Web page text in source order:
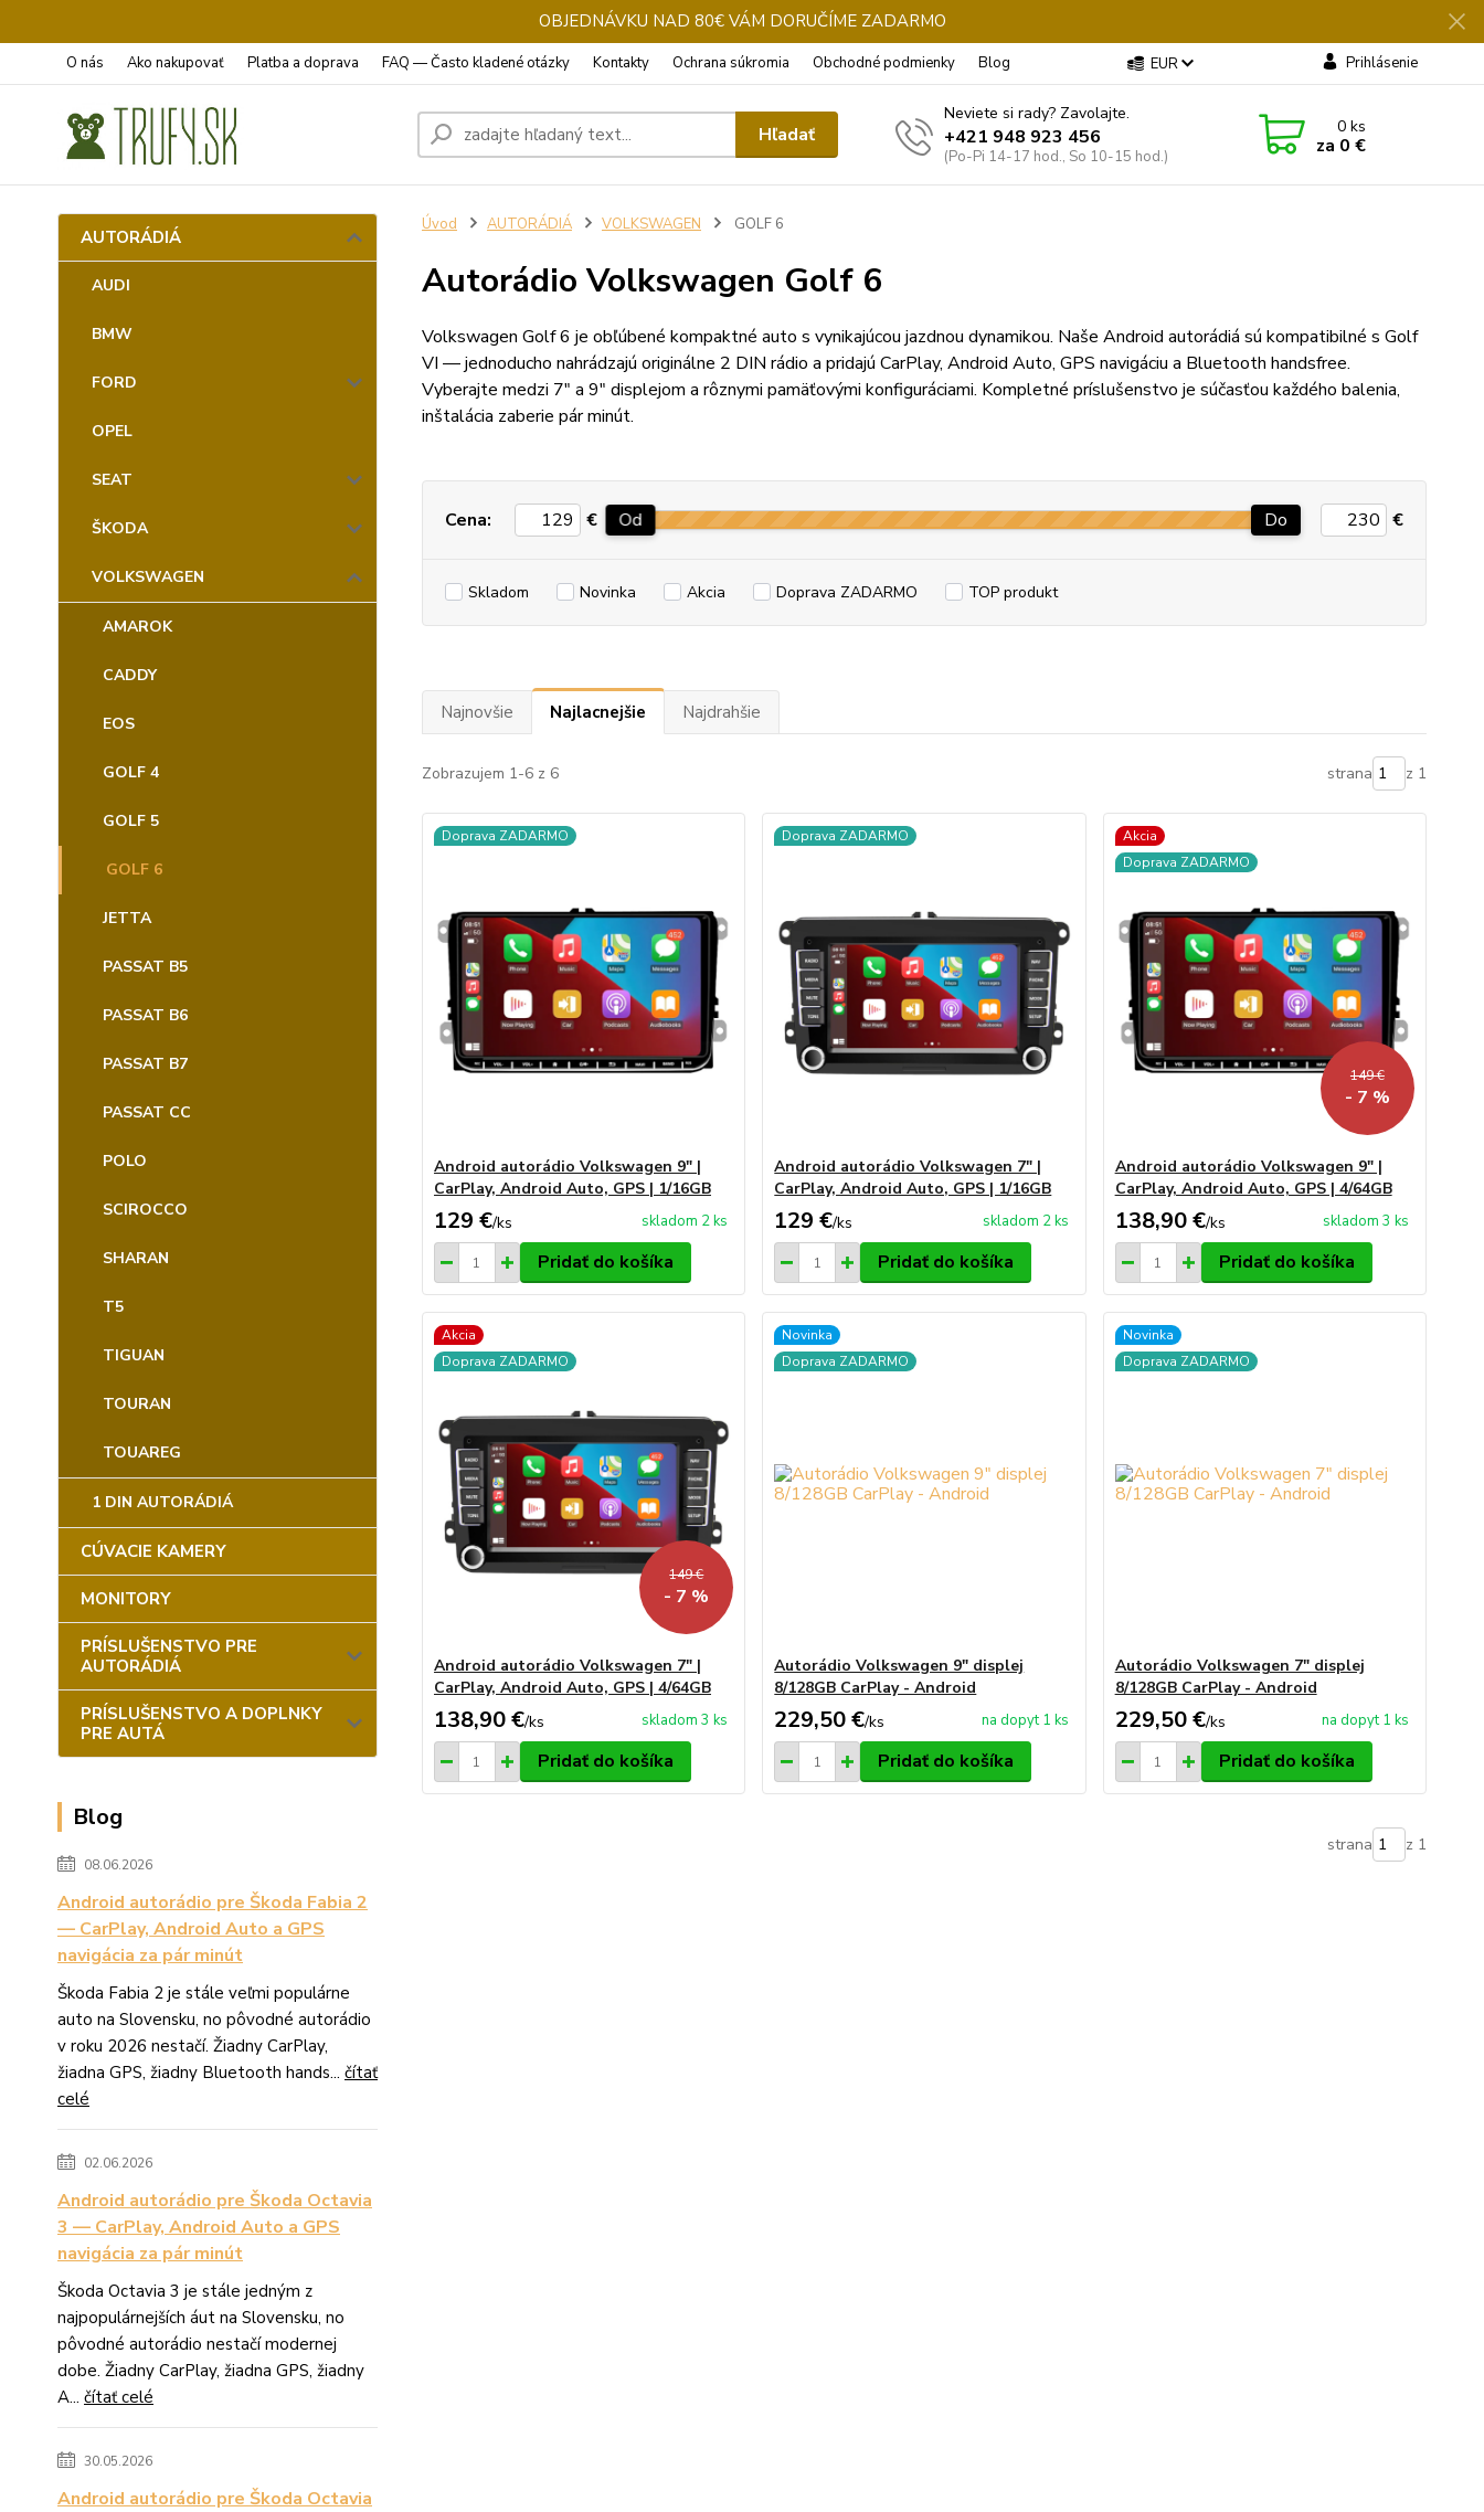
OBJEDNÁVKU NAD 80€ VÁM DORUČÍME ZADARMO
O nás Ako nakupovať Platba a doprava FAQ — Často kladené otázky Kontakty Ochrana súkromia Obchodné podmienky Blog EUR Prihlásenie
Hľadať
Neviete si rady? Zavolajte.
+421 948 923 456
(Po-Pi 14-17 hod., So 10-15 hod.)
0ks
za 0 €
AUTORÁDIÁ
AUDI
BMW
FORD
OPEL
SEAT
ŠKODA
VOLKSWAGEN
AMAROK
CADDY
EOS
GOLF 4
GOLF 5
GOLF 6
JETTA
PASSAT B5
PASSAT B6
PASSAT B7
PASSAT CC
POLO
SCIROCCO
SHARAN
T5
TIGUAN
TOURAN
TOUAREG
1 DIN AUTORÁDIÁ
CÚVACIE KAMERY
MONITORY
PRÍSLUŠENSTVO PRE
AUTORÁDIÁ
PRÍSLUŠENSTVO A DOPLNKY
PRE AUTÁ
Blog
08.06.2026
Android autorádio pre Škoda Fabia 2
— CarPlay, Android Auto a GPS
navigácia za pár minút
Škoda Fabia 2 je stále veľmi populárne
auto na Slovensku, no pôvodné autorádio
v roku 2026 nestačí. Žiadny CarPlay,
žiadna GPS, žiadny Bluetooth hands... čítať
celé
02.06.2026
Android autorádio pre Škoda Octavia
3 — CarPlay, Android Auto a GPS
navigácia za pár minút
Škoda Octavia 3 je stále jedným z
najpopulárnejších áut na Slovensku, no
pôvodné autorádio nestačí modernej
dobe. Žiadny CarPlay, žiadna GPS, žiadny
A... čítať celé
30.05.2026
Android autorádio pre Škoda Octavia
Úvod AUTORÁDIÁ VOLKSWAGEN GOLF 6
Autorádio Volkswagen Golf 6
Volkswagen Golf 6 je obľúbené kompaktné auto s vynikajúcou jazdnou dynamikou. Naše Android autorádiá sú kompatibilné s Golf
VI — jednoducho nahrádzajú originálne 2 DIN rádio a pridajú CarPlay, Android Auto, GPS navigáciu a Bluetooth handsfree.
Vyberajte medzi 7" a 9" displejom a rôznymi pamäťovými konfiguráciami. Kompletné príslušenstvo je súčasťou každého balenia,
inštalácia zaberie pár minút.
Cena: € Od Do €
Skladom Novinka Akcia Doprava ZADARMO TOP produkt
Najnovšie Najlacnejšie Najdrahšie
Zobrazujem 1-6 z 6 strana z 1
Doprava ZADARMO
Android autorádio Volkswagen 9" |
CarPlay, Android Auto, GPS | 1/16GB
129 €/ks skladom 2 ks
Pridať do košíka
Doprava ZADARMO
Android autorádio Volkswagen 7" |
CarPlay, Android Auto, GPS | 1/16GB
129 €/ks skladom 2 ks
Pridať do košíka
Akcia
Doprava ZADARMO
149 €
- 7 %
Android autorádio Volkswagen 9" |
CarPlay, Android Auto, GPS | 4/64GB
138,90 €/ks skladom 3 ks
Pridať do košíka
Akcia
Doprava ZADARMO
149 €
- 7 %
Android autorádio Volkswagen 7" |
CarPlay, Android Auto, GPS | 4/64GB
138,90 €/ks skladom 3 ks
Pridať do košíka
Novinka
Doprava ZADARMO
Autorádio Volkswagen 9" displej
8/128GB CarPlay - Android
229,50 €/ks na dopyt 1 ks
Pridať do košíka
Novinka
Doprava ZADARMO
Autorádio Volkswagen 7" displej
8/128GB CarPlay - Android
229,50 €/ks na dopyt 1 ks
Pridať do košíka
strana z 1